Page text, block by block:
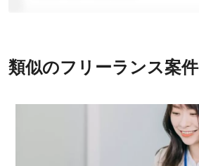
類似のフリーランス案件